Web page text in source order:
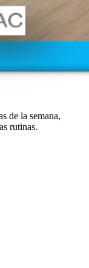
de la semana,
rutinas.